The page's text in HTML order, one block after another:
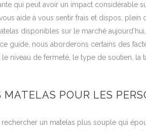
qui peut avoir un impact considérable
aide à vous sentir frais et dispos, plein
disponibles sur le marché
guide, nous aborderons certains des
niveau de fermeté, le type de soutien, la
POUR LES
un matelas plus souple qui